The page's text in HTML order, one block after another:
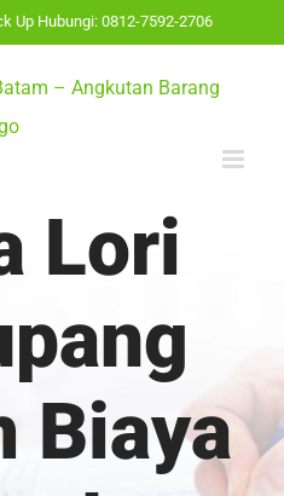
Up Hubungi: 0812-7592-2706
Lori
Biaya